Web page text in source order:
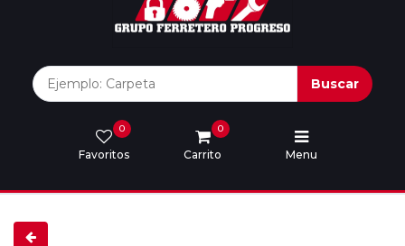
Buscar
Favoritos
0
Carrito
0
Menu
Marcas
Descargar